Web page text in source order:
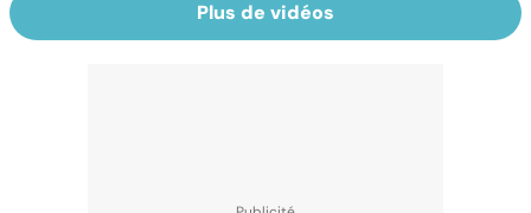
Plus de vidéos